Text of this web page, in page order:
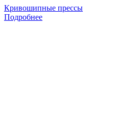
Кривошипные прессы
Подробнее